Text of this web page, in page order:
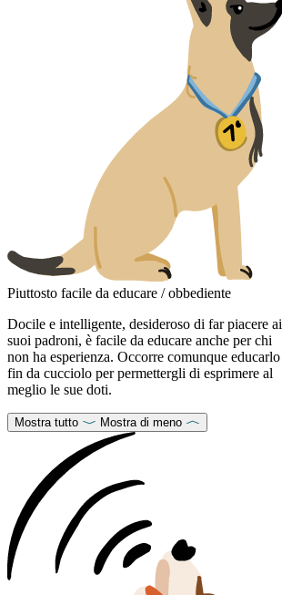
Piuttosto facile da educare / obbediente
Docile e intelligente, desideroso di far piacere ai
suoi padroni, è facile da educare anche per chi
non ha esperienza. Occorre comunque educarlo
fin da cucciolo per permettergli di esprimere al
meglio le sue doti.
Mostra tutto Mostra di meno